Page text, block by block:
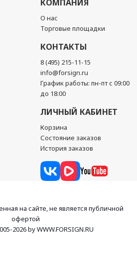
КОМПАНИЯ
О нас
Торговые площадки
КОНТАКТЫ
8 (495) 215-11-15
info@forsign.ru
График работы: пн-пт с 09:00
до 18:00
ЛИЧНЫЙ КАБИНЕТ
Корзина
Состояние заказов
История заказов
на сайте, не является публичной
офертой
2026 by WWW.FORSIGN.RU